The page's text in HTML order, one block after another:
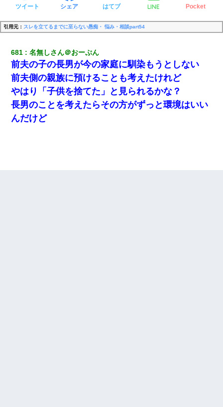
ツイート シェア はてブ LINE Pocket
引用元： スレを立てるまでに至らない愚痴・ 悩み・相談part54
681 名無しさん＠おーぷん
前夫の子の長男が今の家庭に馴染もうとしない
前夫側の親族に預けることも考えたけれど
やはり「子供を捨てた」と見られるかな？
長男のことを考えたらその方がずっと環境はいい
んだけど